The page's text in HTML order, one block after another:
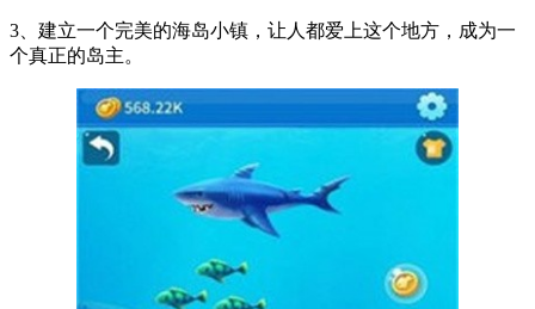
3、建立一个完美的海岛小镇，让人都爱上这个地方，成为一
个真正的岛主。